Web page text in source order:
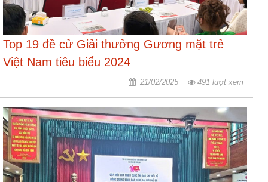
Top 19 đề cử Giải thưởng Gương mặt trẻ
Việt Nam tiêu biểu 2024
21/02/2025 491 lượt xem